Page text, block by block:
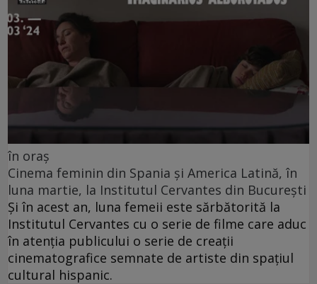
în oraș
Cinema feminin din Spania și America Latină, în
luna martie, la Institutul Cervantes din București
Și în acest an, luna femeii este sărbătorită la
Institutul Cervantes cu o serie de filme care aduc
în atenția publicului o serie de creații
cinematografice semnate de artiste din spațiul
cultural hispanic.